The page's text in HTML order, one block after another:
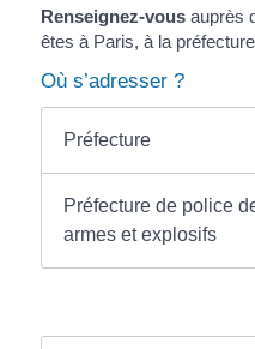
Renseignez-vousauprès
êtes à Paris, à la
Où s’adresser ?
Préfecture
Préfecture de police
armes et explosifs